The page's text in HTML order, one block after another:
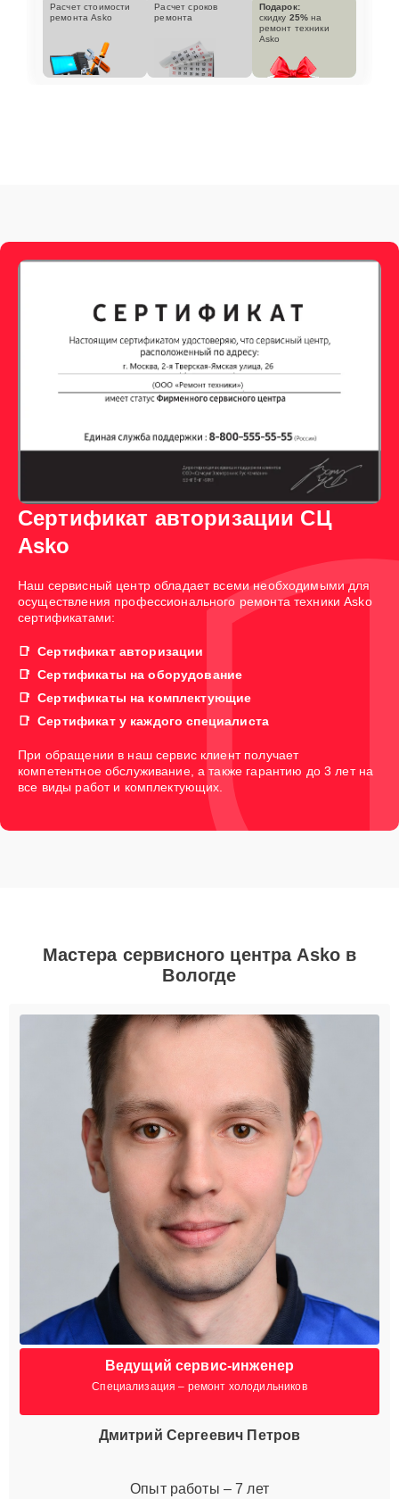
Расчет стоимости
ремонта Asko
Расчет сроков
ремонта
Подарок:
скидку 25% на
ремонт техники
Asko
Сертификат авторизации СЦ
Asko
Наш сервисный центр обладает всеми необходимыми для
осуществления профессионального ремонта техники Asko
сертификатами:
Сертификат авторизации
Сертификаты на оборудование
Сертификаты на комплектующие
Сертификат у каждого специалиста
При обращении в наш сервис клиент получает
компетентное обслуживание, а также гарантию до 3 лет на
все виды работ и комплектующих.
Мастера сервисного центра Asko в
Вологде
Ведущий сервис-инженер
Специализация – ремонт холодильников
Дмитрий Сергеевич Петров
Опыт работы – 7 лет